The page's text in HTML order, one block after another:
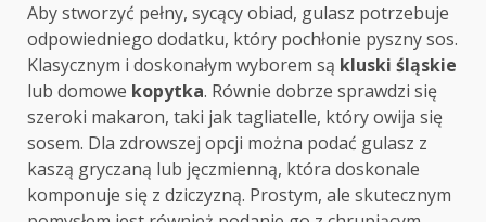
Aby stworzyć pełny, sycący obiad, gulasz potrzebuje
odpowiedniego dodatku, który pochłonie pyszny sos.
Klasycznym i doskonałym wyborem są kluski śląskie
lub domowe kopytka. Równie dobrze sprawdzi się
szeroki makaron, taki jak tagliatelle, który owija się
sosem. Dla zdrowszej opcji można podać gulasz z
kaszą gryczaną lub jęczmienną, która doskonale
komponuje się z dziczyzną. Prostym, ale skutecznym